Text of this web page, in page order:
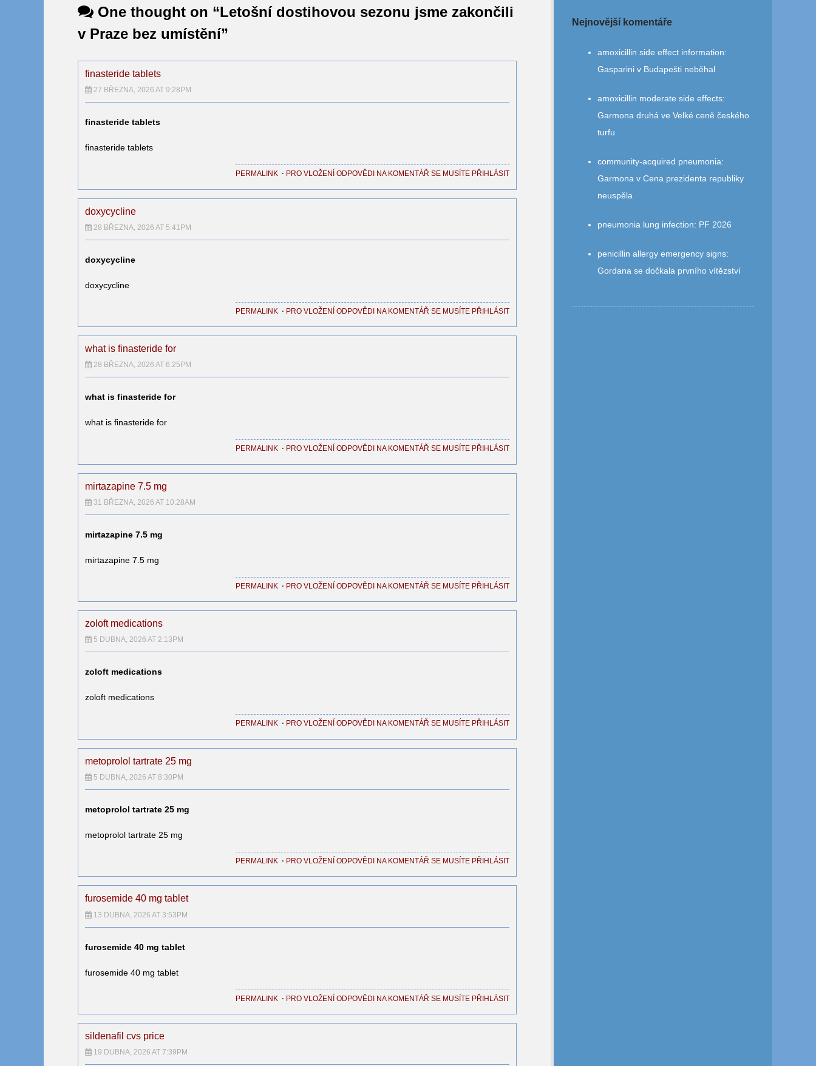
One thought on “Letošní dostihovou sezonu jsme zakončili
v Praze bez umístění”
finasteride tablets
27 BŘEZNA, 2026 AT 9:28PM
finasteride tablets
finasteride tablets
PERMALINK⋅ PRO VLOŽENÍ ODPOVĚDI NA KOMENTÁŘ SE MUSÍTE PŘIHLÁSIT
doxycycline
28 BŘEZNA, 2026 AT 5:41PM
doxycycline
doxycycline
PERMALINK⋅ PRO VLOŽENÍ ODPOVĚDI NA KOMENTÁŘ SE MUSÍTE PŘIHLÁSIT
what is finasteride for
28 BŘEZNA, 2026 AT 6:25PM
what is finasteride for
what is finasteride for
PERMALINK⋅ PRO VLOŽENÍ ODPOVĚDI NA KOMENTÁŘ SE MUSÍTE PŘIHLÁSIT
mirtazapine 7.5 mg
31 BŘEZNA, 2026 AT 10:28AM
mirtazapine 7.5 mg
mirtazapine 7.5 mg
PERMALINK⋅ PRO VLOŽENÍ ODPOVĚDI NA KOMENTÁŘ SE MUSÍTE PŘIHLÁSIT
zoloft medications
5 DUBNA, 2026 AT 2:13PM
zoloft medications
zoloft medications
PERMALINK⋅ PRO VLOŽENÍ ODPOVĚDI NA KOMENTÁŘ SE MUSÍTE PŘIHLÁSIT
metoprolol tartrate 25 mg
5 DUBNA, 2026 AT 8:30PM
metoprolol tartrate 25 mg
metoprolol tartrate 25 mg
PERMALINK⋅ PRO VLOŽENÍ ODPOVĚDI NA KOMENTÁŘ SE MUSÍTE PŘIHLÁSIT
furosemide 40 mg tablet
13 DUBNA, 2026 AT 3:53PM
furosemide 40 mg tablet
furosemide 40 mg tablet
PERMALINK ⋅ PRO VLOŽENÍ ODPOVĚDI NA KOMENTÁŘ SE MUSÍTE PŘIHLÁSIT
sildenafil cvs price
19 DUBNA, 2026 AT 7:39PM
Nejnovější komentáře
amoxicillin side effect information:
Gasparini v Budapešti neběhal
amoxicillin moderate side effects:
Garmona druhá ve Velké ceně českého
turfu
community‑acquired pneumonia:
Garmona v Cena prezidenta republiky
neuspěla
pneumonia lung infection: PF 2026
penicillin allergy emergency signs:
Gordana se dočkala prvního vítězství